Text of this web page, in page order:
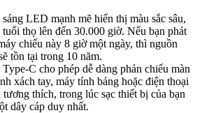
LED mạnh mẽ hiển thị màu sắc sâu,
thọ lên đến 30.000 giờ. Nếu bạn phát
chiếu này 8 giờ một ngày, thì nguồn
tồn tại trong 10 năm.
C cho phép dễ dàng phản chiếu màn
xách tay, máy tính bảng hoặc điện thoại
thích, trong lúc sạc thiết bị của bạn
dây cáp duy nhất.